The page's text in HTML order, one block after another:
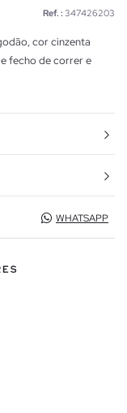
Ref. : 347426203
cor cinzenta
fecho de correr e
WHATSAPP